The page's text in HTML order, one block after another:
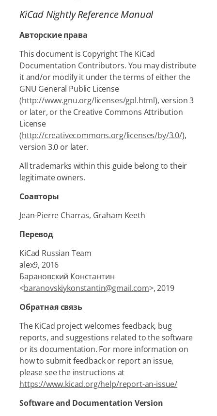
KiCad Nightly Reference Manual
Авторские права
This document is Copyright The KiCad
Documentation Contributors. You may distribute
it and/or modify it under the terms of either the
GNU General Public License
(http://www.gnu.org/licenses/gpl.html), version 3
or later, or the Creative Commons Attribution
License
(http://creativecommons.org/licenses/by/3.0/),
version 3.0 or later.
All trademarks within this guide belong to their
legitimate owners.
Соавторы
Jean-Pierre Charras, Graham Keeth
Перевод
KiCad Russian Team
alex9, 2016
Барановский Константин
<baranovskiykonstantin@gmail.com>, 2019
Обратная связь
The KiCad project welcomes feedback, bug
reports, and suggestions related to the software
or its documentation. For more information on
how to submit feedback or report an issue,
please see the instructions at
https://www.kicad.org/help/report-an-issue/
Software and Documentation Version